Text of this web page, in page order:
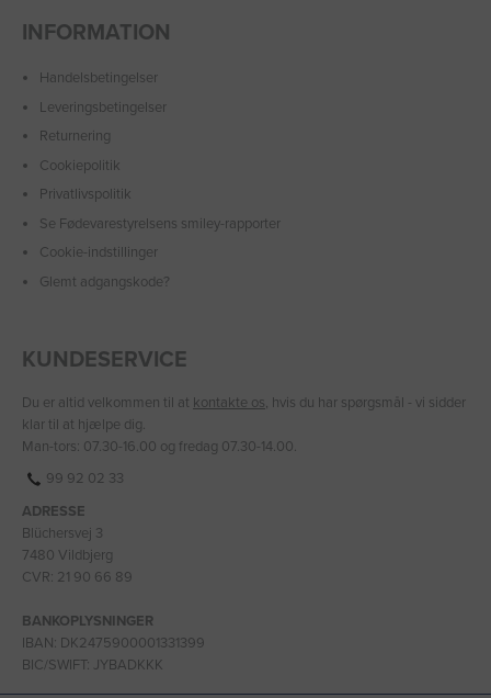
INFORMATION
Handelsbetingelser
Leveringsbetingelser
Returnering
Cookiepolitik
Privatlivspolitik
Se Fødevarestyrelsens smiley-rapporter
Cookie-indstillinger
Glemt adgangskode?
KUNDESERVICE
Du er altid velkommen til at kontakte os, hvis du har spørgsmål - vi sidder
klar til at hjælpe dig.
Man-tors: 07.30-16.00 og fredag 07.30-14.00.
99 92 02 33
ADRESSE
Blüchersvej 3
7480 Vildbjerg
CVR: 21 90 66 89
BANKOPLYSNINGER
IBAN: DK2475900001331399
BIC/SWIFT: JYBADKKK